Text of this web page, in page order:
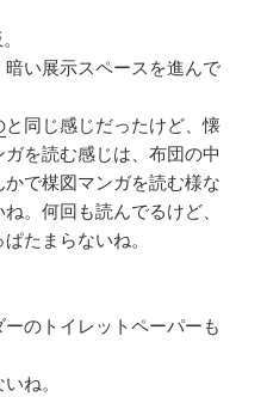
い展示スペースを進んで
と同じ感じだったけど、懐
を読む感じは、布団の中
で楳図マンガを読む様な
。何回も読んでるけど、
たまらないね。
のトイレットペーパーも
ね。